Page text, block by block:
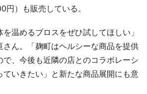
円）も販売している。
温めるブロスをぜひ試してほしい」
さん。「麹町はヘルシーな商品を提供
で、今後も近隣の店とのコラボレーシ
ていきたい」と新たな商品展開にも意